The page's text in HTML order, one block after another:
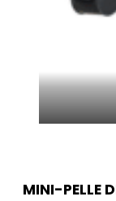
MINI-PELLE